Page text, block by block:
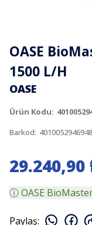
OASE
1500 L/H
OASE
Ürün Kodu:
Barkod: 4010052946948
29.240,90
ⓘ OASE
Paylaş: